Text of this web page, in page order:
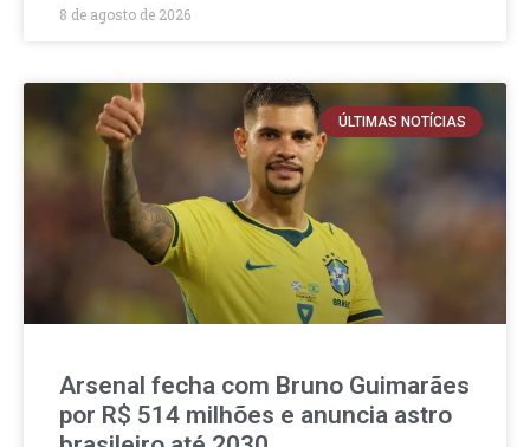
8 de agosto de 2026
ÚLTIMAS NOTÍCIAS
Arsenal fecha com Bruno Guimarães
por R$ 514 milhões e anuncia astro